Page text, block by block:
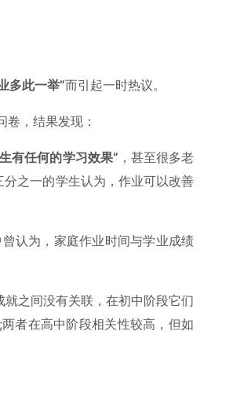
多此一举”而引起一时热议。
，结果发现：
有任何的学习效果” ，甚至很多老
分之一的学生认为，作业可以改善
认为，家庭作业时间与学业成绩
之间没有关联，在初中阶段它们
者在高中阶段相关性较高，但如